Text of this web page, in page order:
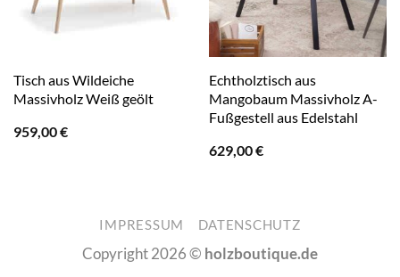
Tisch aus Wildeiche
Massivholz Weiß geölt
959,00€
Echtholztisch aus
Mangobaum Massivholz A-
Fußgestell aus Edelstahl
629,00€
IMPRESSUM DATENSCHUTZ
Copyright 2026 © holzboutique.de